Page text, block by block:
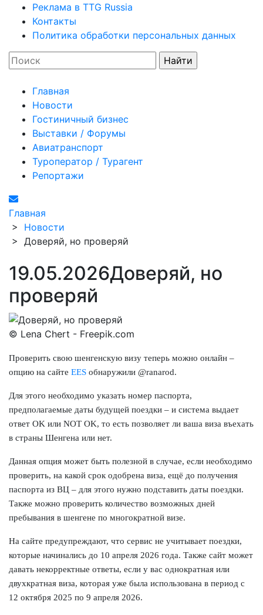
Реклама в TTG Russia
Контакты
Политика обработки персональных данных
Главная
Новости
Гостиничный бизнес
Выставки / Форумы
Авиатранспорт
Туроператор / Турагент
Репортажи
Главная
> Новости
> Доверяй, но проверяй
19.05.2026Доверяй, но
проверяй
© Lena Chert - Freepik.com
Проверить свою шенгенскую визу теперь можно онлайн –
опцию на сайте EES обнаружили @ranarod.
Для этого необходимо указать номер паспорта,
предполагаемые даты будущей поездки – и система выдает
ответ OK или NOT OK, то есть позволяет ли ваша виза въехать
в страны Шенгена или нет.
Данная опция может быть полезной в случае, если необходимо
проверить, на какой срок одобрена виза, ещё до получения
паспорта из ВЦ – для этого нужно подставить даты поездки.
Также можно проверить количество возможных дней
пребывания в шенгене по многократной визе.
На сайте предупреждают, что сервис не учитывает поездки,
которые начинались до 10 апреля 2026 года. Также сайт может
давать некорректные ответы, если у вас однократная или
двухкратная виза, которая уже была использована в период с
12 октября 2025 по 9 апреля 2026.